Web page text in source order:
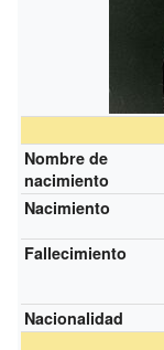
Nombre de
nacimiento
Nacimiento
Fallecimiento
Nacionalidad